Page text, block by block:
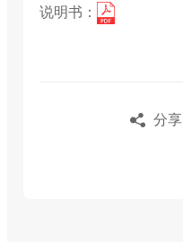
说明书：
分享